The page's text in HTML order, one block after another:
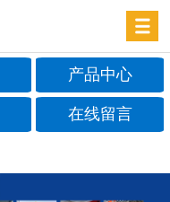
产品中心
在线留言